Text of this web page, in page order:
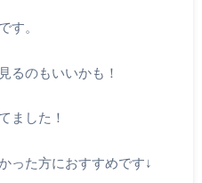
す。
るのもいいかも！
ました！
った方におすすめです↓